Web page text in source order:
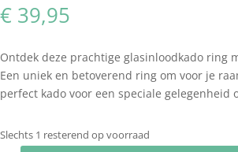
€ 39,95
Ontdek deze prachtige glasinloodkado ring
Een uniek en betoverend ring om voor je
perfect kado voor een speciale gelegenheid
Slechts 1 resterend op voorraad